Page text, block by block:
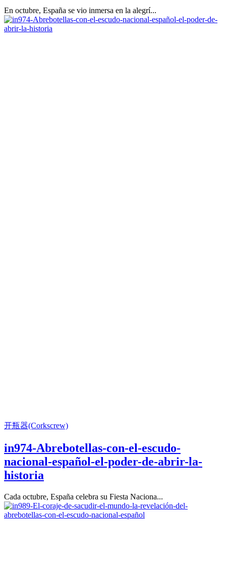
En octubre, España se vio inmersa en la alegrí...
开瓶器(Corkscrew)
in974-Abrebotellas-con-el-escudo-
nacional-español-el-poder-de-abrir-la-
historia
Cada octubre, España celebra su Fiesta Naciona...